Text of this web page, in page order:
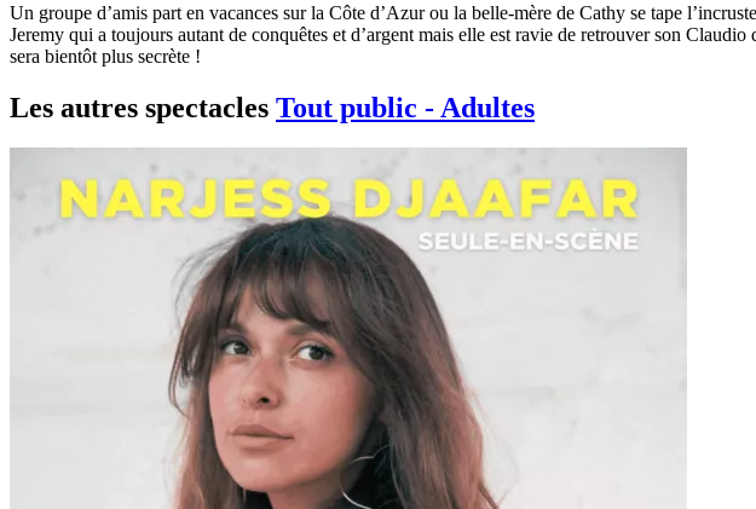
Un groupe d’amis part en vacances sur la Côte d’Azur ou la belle-mère de Cathy se tape
Jeremy qui a toujours autant de conquêtes et d’argent mais elle est ravie de retrouver son
sera bientôt plus secrète !
Les autres spectacles Tout public - Adultes